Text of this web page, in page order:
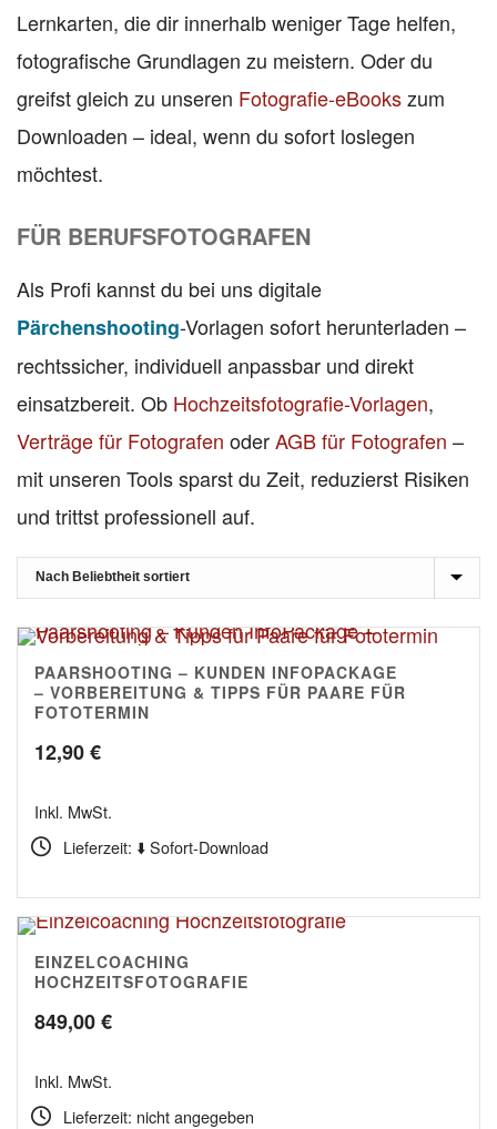
Lernkarten, die dir innerhalb weniger Tage helfen,
fotografische Grundlagen zu meistern. Oder du
greifst gleich zu unseren Fotografie-eBookszum
Downloaden – ideal, wenn du sofort loslegen
möchtest.
FÜR BERUFSFOTOGRAFEN
Als Profi kannst du bei uns digitale
Pärchenshooting-Vorlagen sofort herunterladen –
rechtssicher, individuell anpassbar und direkt
einsatzbereit. Ob Hochzeitsfotografie-Vorlagen,
Verträge für Fotografen oderAGB für Fotografen –
mit unseren Tools sparst du Zeit, reduzierst Risiken
und trittst professionell auf.
5.00
PAARSHOOTING – KUNDEN INFOPACKAGE
– VORBEREITUNG & TIPPS FÜR PAARE FÜR
FOTOTERMIN
12,90€
Inkl. MwSt.
Lieferzeit: ⬇️ Sofort-Download
5.00
EINZELCOACHING
HOCHZEITSFOTOGRAFIE
849,00€
Inkl. MwSt.
Lieferzeit: nicht angegeben